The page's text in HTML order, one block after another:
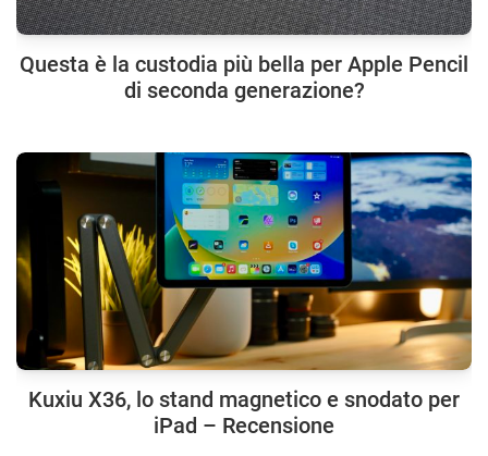
Questa è la custodia più bella per Apple Pencil
di seconda generazione?
Kuxiu X36, lo stand magnetico e snodato per
iPad – Recensione